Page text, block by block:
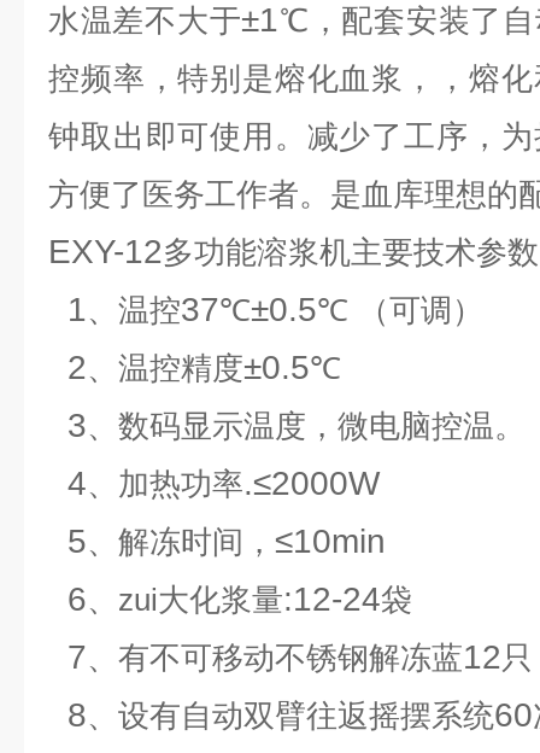
水温差不大于±1℃，配套安装了
控频率，特别是熔化血浆，，熔
钟取出即可使用。减少了工序，
方便了医务工作者。是血库理想的
EXY-12多功能溶浆机主要技术参
1、温控37℃±0.5℃ （可调）
2、温控精度±0.5℃
3、数码显示温度，微电脑控温。
4、加热功率.≤2000W
5、解冻时间， ≤10min
6、zui大化浆量:12-24袋
7、有不可移动不锈钢解冻蓝12只
8、设有自动双臂往返摇摆系统60